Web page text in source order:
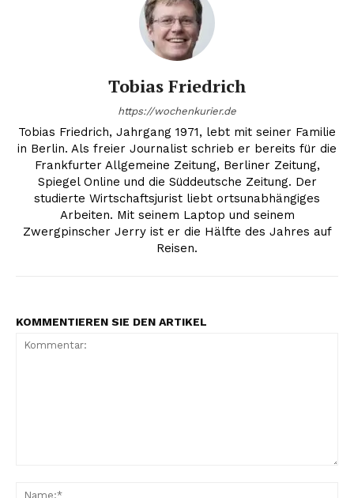
Tobias Friedrich
https://wochenkurier.de
Tobias Friedrich, Jahrgang 1971, lebt mit seiner Familie
in Berlin. Als freier Journalist schrieb er bereits für die
Frankfurter Allgemeine Zeitung, Berliner Zeitung,
Spiegel Online und die Süddeutsche Zeitung. Der
studierte Wirtschaftsjurist liebt ortsunabhängiges
Arbeiten. Mit seinem Laptop und seinem
Zwergpinscher Jerry ist er die Hälfte des Jahres auf
Reisen.
KOMMENTIEREN SIE DEN ARTIKEL